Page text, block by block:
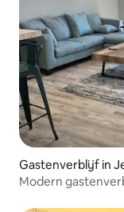
Gastenverblijf in
Modern